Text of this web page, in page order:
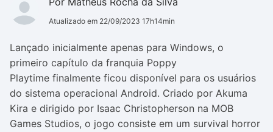
Atualizado em 22/09/2023 17h14min
Lançado inicialmente apenas para Windows, o
primeiro capítulo da franquia Poppy
Playtime finalmente ficou disponível para os usuários
do sistema operacional Android. Criado por Akuma
Kira e dirigido por Isaac Christopherson na MOB
Games Studios, o jogo consiste em um survival horror